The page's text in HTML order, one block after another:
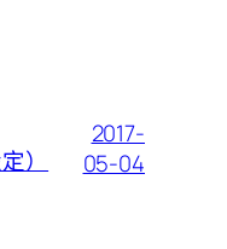
）
2017-
05-04